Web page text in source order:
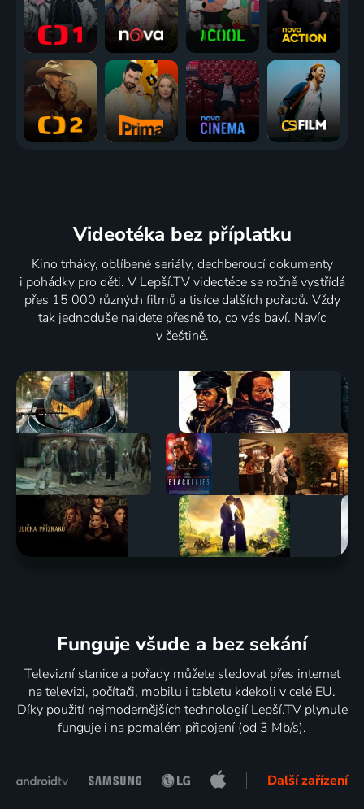
Videotéka bez příplatku
Kino trháky, oblíbené seriály, dechberoucí dokumenty
i pohádky pro děti. V Lepší.TV videotéce se ročně vystřídá
přes 15 000 různých filmů a tisíce dalších pořadů. Vždy
tak jednoduše najdete přesně to, co vás baví. Navíc
v češtině.
Funguje všude a bez sekání
Televizní stanice a pořady můžete sledovat přes internet
na televizi, počítači, mobilu i tabletu kdekoli v celé EU.
Díky použití nejmodernějších technologií Lepší.TV plynule
funguje i na pomalém připojení (od 3 Mb/s).
Další zařízení